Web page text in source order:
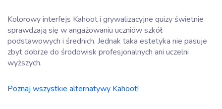
Kolorowy interfejs Kahoot i grywalizacyjne quizy świetnie
sprawdzają się w angażowaniu uczniów szkół
podstawowych i średnich. Jednak taka estetyka nie pasuje
zbyt dobrze do środowisk profesjonalnych ani uczelni
wyższych.
Poznaj wszystkie alternatywy Kahoot!